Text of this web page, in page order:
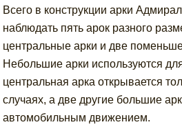
Всего в конструкции арки
наблюдать пять арок разного
центральные арки и две
Небольшие арки используются
центральная арка открывается
случаях, а две другие большие
автомобильным движением.